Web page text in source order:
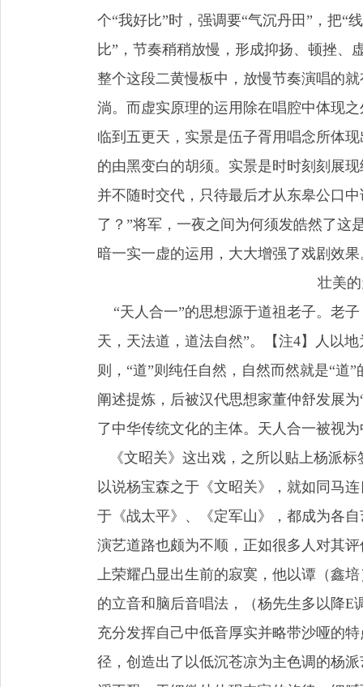
个“我好比”时，强调要“气沉丹田”，把“
比”，节奏稍稍放慢，形成抑扬、顿挫、
整个这段二黄慢板中，放慢节奏演唱的
淌。而虚实原理的运用除在唱腔中体现
临到五更天，实景是伍子胥用唱念所体
的由黑变白的胡须。实景是时时刻刻展
并不随时交代，只待最后才从东皋公口
了？”将军，一夜之间为何须发皓然了这
暗一实一虚的运用，大大增强了戏剧效果
壮美的
“天人合一”的思想源于道祖老子。老
天，天法道，道法自然”。【注4】人以
则，“道”则纯任自然，自然而然就是“道
阐述提炼，后被汉代思想家董仲舒发展
了中华传统文化的主体。天人合一被视
《文昭关》这出戏，之所以贴上杨派
以说杨宝森之于《文昭关》，就如同马
于《战太平》、《定军山》，都成为各
演艺道路也颇为不顺，正如很多人对其
上荣耀凸显出生前的寂寞，他以谭（鑫
的立音和脑后音唱法，（杨先生多以降
充分发挥自己中低音厚实并略带沙哑的
径，创造出了以低沉苍凉为主色调的杨